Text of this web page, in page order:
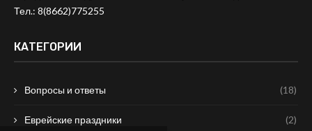
Тел.: 8(8662)775255
КАТЕГОРИИ
Вопросы и ответы (18)
Еврейские праздники (2)